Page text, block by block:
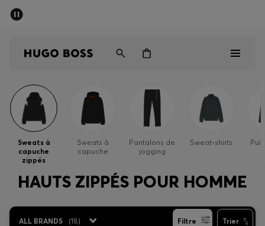
Dernières offres
Homme
Femme
Enfant
Cadeaux
Sweats à
capuche
zippés
Sweats à
capuche
Pantalons de
jogging
Sweat-shirts
HAUTS ZIPPÉS POUR HOMME
ALL BRANDS (18) Filtre Trier